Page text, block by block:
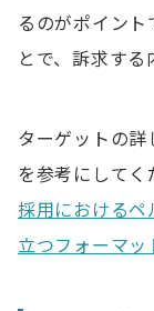
契約期間
試用期間
就業時間
休憩時間
休日
るのがポイント
とで、訴求する
ターゲットの
を参考にしてく
採用におけるペ
立つフォーマッ